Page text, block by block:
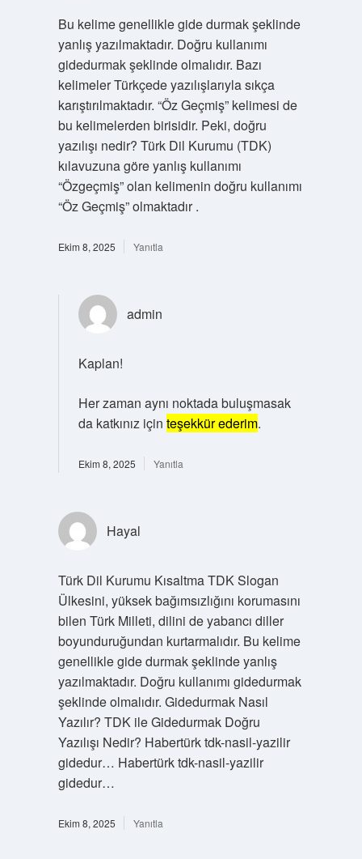
Bu kelime genellikle gide durmak şeklinde
yanlış yazılmaktadır. Doğru kullanımı
gidedurmak şeklinde olmalıdır. Bazı
kelimeler Türkçede yazılışlarıyla sıkça
karıştırılmaktadır. “Öz Geçmiş” kelimesi de
bu kelimelerden birisidir. Peki, doğru
yazılışı nedir? Türk Dil Kurumu (TDK)
kılavuzuna göre yanlış kullanımı
“Özgeçmiş” olan kelimenin doğru kullanımı
“Öz Geçmiş” olmaktadır .
Ekim 8, 2025 Yanıtla
admin
Kaplan!
Her zaman aynı noktada buluşmasak
da katkınız için teşekkür ederim.
Ekim 8, 2025 Yanıtla
Hayal
Türk Dil Kurumu Kısaltma TDK Slogan
Ülkesini, yüksek bağımsızlığını korumasını
bilen Türk Milleti, dilini de yabancı diller
boyunduruğundan kurtarmalıdır. Bu kelime
genellikle gide durmak şeklinde yanlış
yazılmaktadır. Doğru kullanımı gidedurmak
şeklinde olmalıdır. Gidedurmak Nasıl
Yazılır? TDK ile Gidedurmak Doğru
Yazılışı Nedir? Habertürk tdk-nasil-yazilir
gidedur… Habertürk tdk-nasil-yazilir
gidedur…
Ekim 8, 2025 Yanıtla